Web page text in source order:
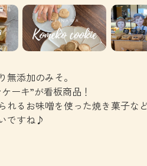
添加のみそ。
ーキ”が看板商品！
るお味噌を使った焼き菓子な
ですね♪